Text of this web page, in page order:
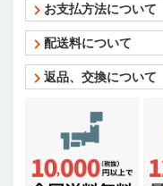
お支払方法について
配送料について
返品、交換について